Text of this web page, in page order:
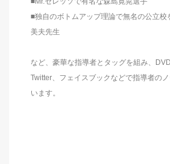
■独自のボトムアップ理論で無名の公立校
美夫先生
など、豪華な指導者とタッグを組み、
Twitter、フェイスブックなどで指導者の
います。